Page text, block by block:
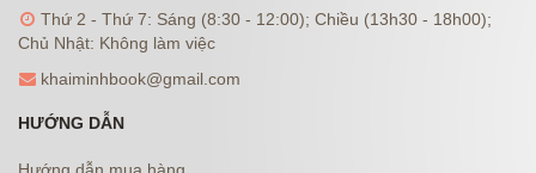
Thứ 2 - Thứ 7: Sáng (8:30 - 12:00); Chiều (13h30 - 18h00);
Chủ Nhật: Không làm việc
khaiminhbook@gmail.com
HƯỚNG DẪN